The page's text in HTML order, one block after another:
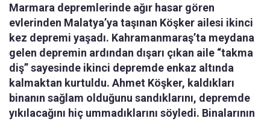
Marmara depremlerinde ağır hasar gören
evlerinden Malatya’ya taşınan Köşker ailesi ikinci
kez depremi yaşadı. Kahramanmaraş’ta meydana
gelen depremin ardından dışarı çıkan aile “takma
diş” sayesinde ikinci depremde enkaz altında
kalmaktan kurtuldu. Ahmet Köşker, kaldıkları
binanın sağlam olduğunu sandıklarını, depremde
yıkılacağını hiç ummadıklarını söyledi. Binalarının